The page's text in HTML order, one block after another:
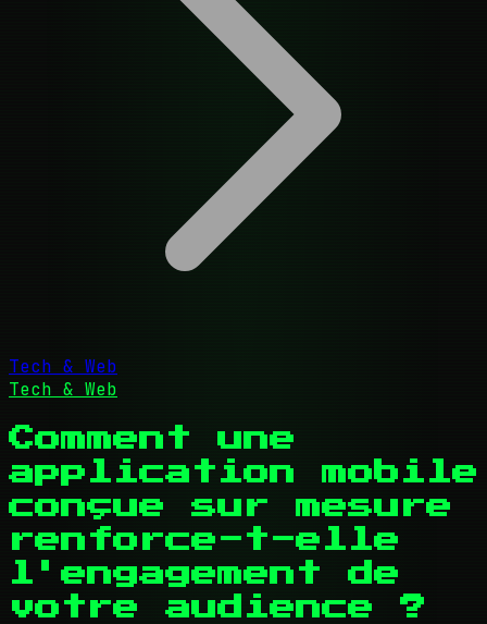
Tech & Web
Tech & Web
Comment une
application mobile
conçue sur mesure
renforce-t-elle
l'engagement de
votre audience ?